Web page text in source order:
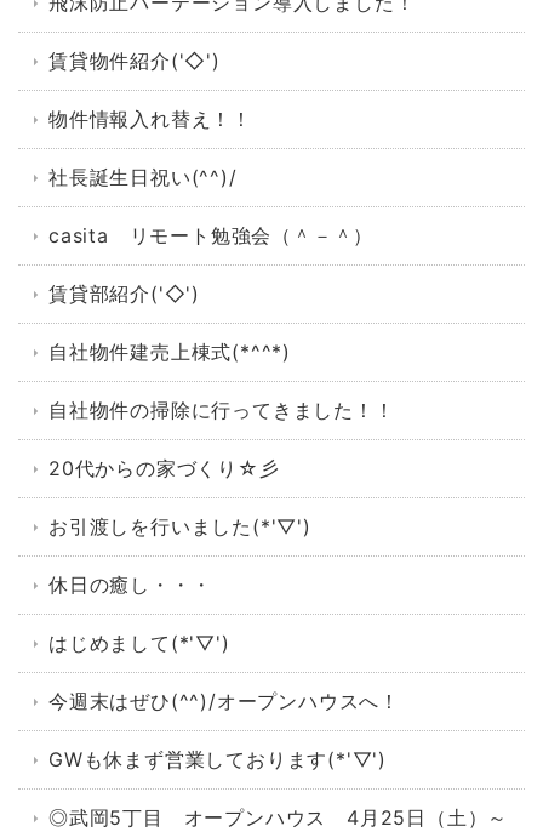
賃貸物件紹介('◇')ゞ
物件情報入れ替え！！
社長誕生日祝い(^^)/
casita リモート勉強会（＾－＾）
賃貸部紹介('◇')ゞ
自社物件建売上棟式(*^^*)
自社物件の掃除に行ってきました！！
20代からの家づくり☆彡
お引渡しを行いました(*'▽')
休日の癒し・・・
はじめまして(*'▽')
今週末はぜひ(^^)/オープンハウスへ！
GWも休まず営業しております(*'▽')
◎武岡5丁目 オープンハウス 4月25日（土）～